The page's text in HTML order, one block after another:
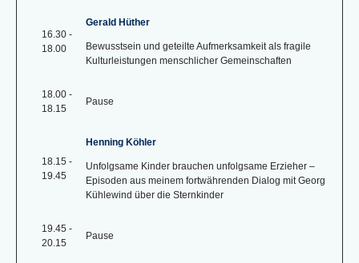
16.30 -
18.00
Gerald Hüther
Bewusstsein und geteilte Aufmerksamkeit als fragile
Kulturleistungen menschlicher Gemeinschaften
18.00 -
18.15
Pause
18.15 -
19.45
Henning Köhler
Unfolgsame Kinder brauchen unfolgsame Erzieher –
Episoden aus meinem fortwährenden Dialog mit Georg
Kühlewind über die Sternkinder
19.45 -
20.15
Pause